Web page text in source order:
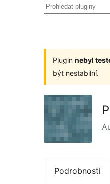
Prohledat
Plugin nebyl
být nestabilní.
Podrobnosti